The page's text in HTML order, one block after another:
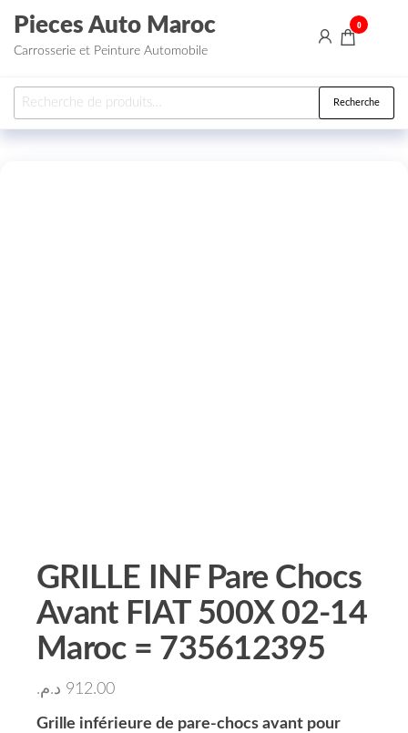
Aller au contenu
Pieces Auto Maroc
Carrosserie et Peinture Automobile
0
Recherche pour : Recherche
GRILLE INF Pare Chocs
Avant FIAT 500X 02-14
Maroc = 735612395
912.00 د.م.
Grille inférieure de pare-chocs avant pour